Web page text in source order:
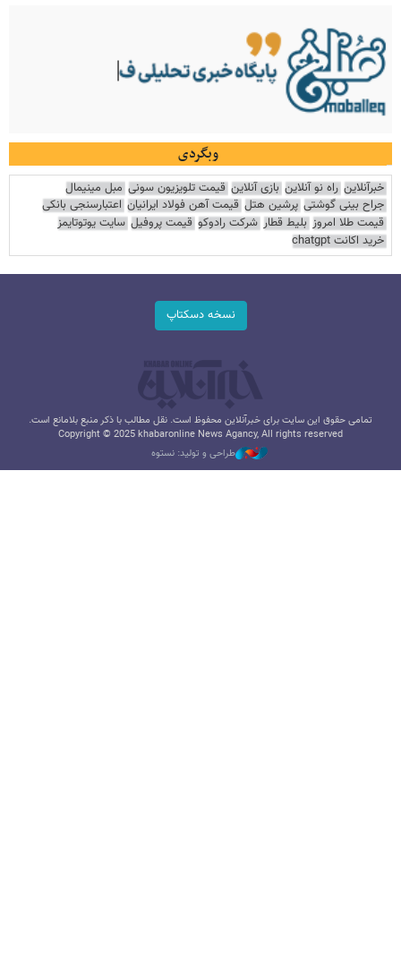
وبگردی
خبرآنلاین راه نو آنلاین بازی آنلاین قیمت تلویزیون سونی مبل مینیمال
جراح بینی گوشتی پرشین هتل قیمت آهن فولاد ایرانیان اعتبارسنجی بانکی
قیمت طلا امروز بلیط قطار شرکت رادوکو قیمت پروفیل سایت یوتوتایمز
خرید اکانت chatgpt
نسخه دسکتاپ
تمامی حقوق این سایت برای خبرآنلاین محفوظ است. نقل مطالب با ذکر منبع بلامانع است.
Copyright © 2025 khabaronline News Agancy, All rights reserved
طراحی و تولید: نستوه